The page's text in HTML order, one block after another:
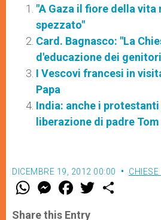
"A Gaza il fiore della vita
spezzato"
Card. Bagnasco: "La
d'educazione dei
I Vescovi francesi in
Papa
India: anche i
liberazione di padre Tom
DICEMBRE 19, 2012 00:00 CHIESE
W
t
M
e
s
F
a
e
w
Share this Entry